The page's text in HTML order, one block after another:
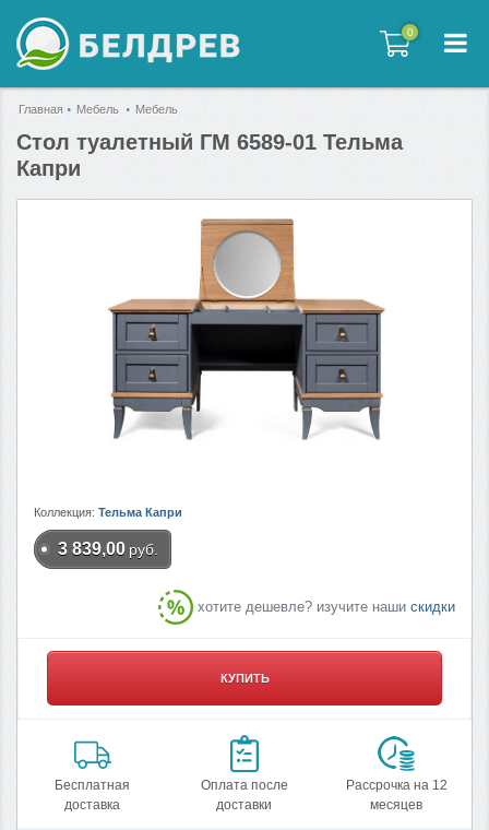
0
0
Главная Мебель Мебель
Стол туалетный ГМ 6589-01 Тельма
Капри
Коллекция: Тельма Капри
3 839,00 руб.
хотите дешевле? изучите наши скидки
КУПИТЬ
Бесплатная
доставка
Оплата после
доставки
Рассрочка на 12
месяцев